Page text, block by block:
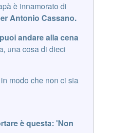
è innamorato di
Antonio Cassano.
andare alla cena
una cosa di dieci
modo che non ci sia
è questa: 'Non